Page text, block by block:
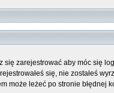
się zarejestrować aby móc się
się, nie zostałeś
może leżeć po stronie błędnej